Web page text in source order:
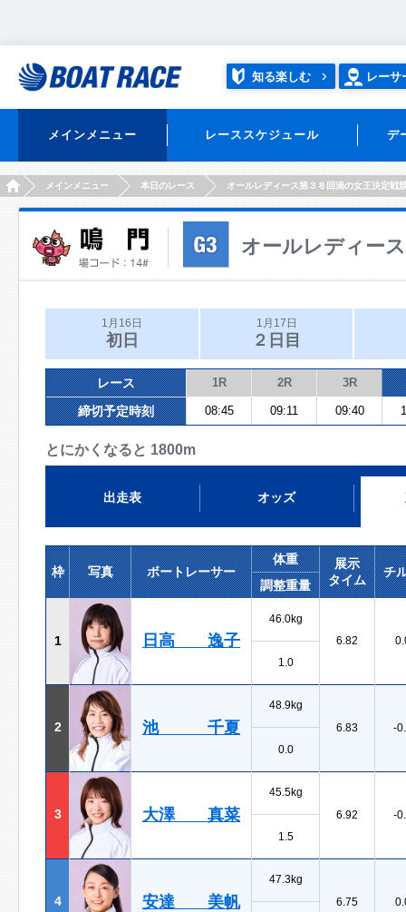
知る楽しむ レーサ
メインメニュー レーススケジュール デ
HOMEメインメニュー 本日のレース オールレディース第３８回渦の女王決定戦
オールレディー
1月16日
初日
1月17日
２日目
レース 1R 2R 3R
締切予定時刻 08:45 09:11 09:40
とにかくなると 1800m
出走表 オッズ
枠 写真 ボートレーサー
体重
展示
タイム
チ
調整重量
1 日高 逸子
46.0kg
6.82
1.0
2 池 千夏
48.9kg
6.83
-
0.0
3 大澤 真菜
45.5kg
6.92
-
1.5
4 安達 美帆
47.3kg
6.75